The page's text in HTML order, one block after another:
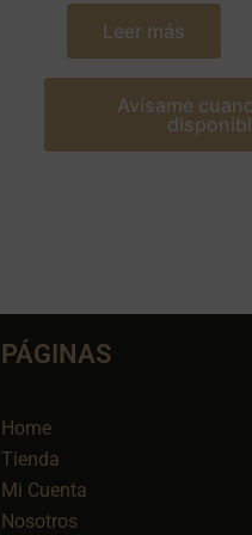
Leer más
Avísame
PÁGINAS
Home
Tienda
Mi Cuenta
Nosotros